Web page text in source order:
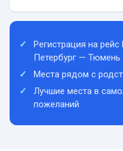
Регистрация на
Петербург — Тюмень
Места рядом с
Лучшие места в
пожеланий